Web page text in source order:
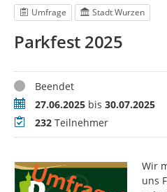
Umfrage Stadt Wurzen
Parkfest 2025
StatusBeendet
Zeitraum27.06.2025 bis 30.07.2025
Teilnehmer
232 Teilnehmer
Wir
uns